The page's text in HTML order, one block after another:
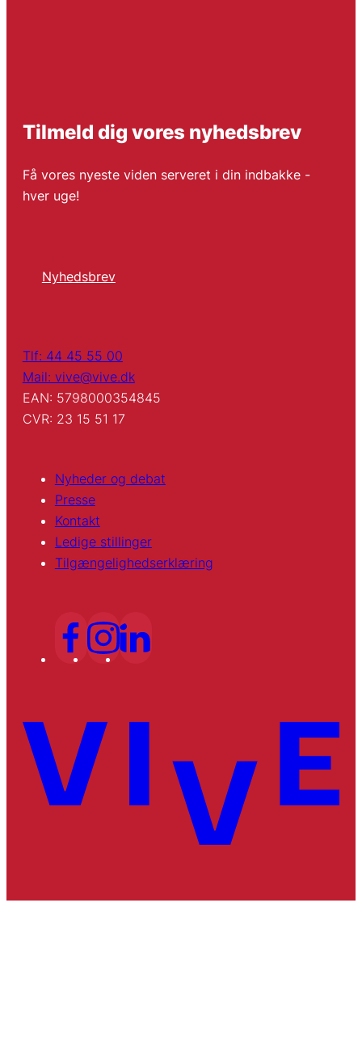
Tilmeld dig vores nyhedsbrev
Få vores nyeste viden serveret i din indbakke -
hver uge!
Nyhedsbrev
Tlf: 44 45 55 00
Mail: vive@vive.dk
EAN: 5798000354845
CVR: 23 15 51 17
Nyheder og debat
Presse
Kontakt
Ledige stillinger
Tilgængelighedserklæring